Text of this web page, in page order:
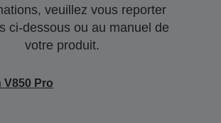
veuillez vous reporter
ci-dessous ou au manuel de
votre produit.
V850 Pro